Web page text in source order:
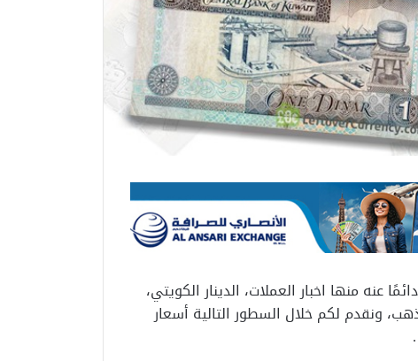
عنه منها اخبار العملات، الدينار الكويتي،
ونقدم لكم خلال السطور التالية أسعار